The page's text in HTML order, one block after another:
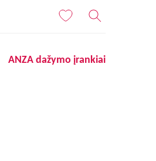
ANZA dažymo įrankiai